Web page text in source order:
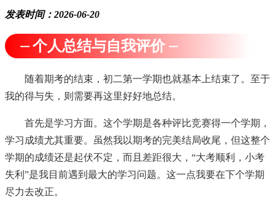
发表时间：2026-06-20
⏤ 个人总结与自我评价 ⏤
随着期考的结束，初二第一学期也就基本上结束了。至于
我的得与失，则需要再这里好好地总结。
首先是学习方面。这个学期是各种评比竞赛得一个学期，
学习成绩尤其重要。虽然我以期考的完美结局收尾，但这整个
学期的成绩还是起伏不定，而且差距很大，“大考顺利，小考
失利”是我目前遇到最大的学习问题。这一点我要在下个学期
尽力去改正。